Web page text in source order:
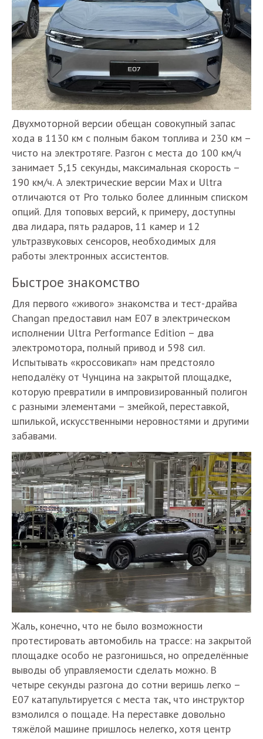
Двухмоторной версии обещан совокупный запас
хода в 1130 км с полным баком топлива и 230 км –
чисто на электротяге. Разгон с места до 100 км/ч
занимает 5,15 секунды, максимальная скорость –
190 км/ч. А электрические версии Max и Ultra
отличаются от Pro только более длинным списком
опций. Для топовых версий, к примеру, доступны
два лидара, пять радаров, 11 камер и 12
ультразвуковых сенсоров, необходимых для
работы электронных ассистентов.
Быстрое знакомство
Для первого «живого» знакомства и тест-драйва
Changan предоставил нам Е07 в электрическом
исполнении Ultra Performance Edition – два
электромотора, полный привод и 598 сил.
Испытывать «кроссовикап» нам предстояло
неподалёку от Чунцина на закрытой площадке,
которую превратили в импровизированный полигон
с разными элементами – змейкой, переставкой,
шпилькой, искусственными неровностями и другими
забавами.
Жаль, конечно, что не было возможности
протестировать автомобиль на трассе: на закрытой
площадке особо не разгонишься, но определённые
выводы об управляемости сделать можно. В
четыре секунды разгона до сотни веришь легко –
Е07 катапультируется с места так, что инструктор
взмолился о пощаде. На переставке довольно
тяжёлой машине пришлось нелегко, хотя центр